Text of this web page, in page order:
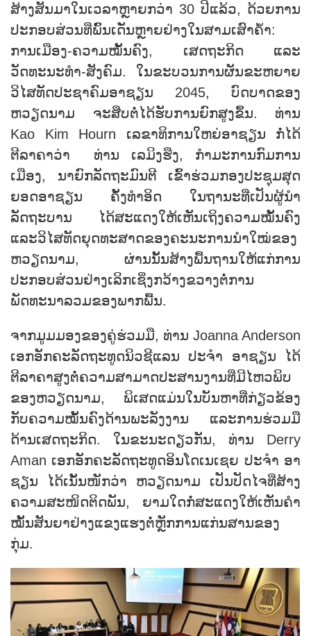
ສ້າງສັນມາໃນເວລາຫຼາຍກວ່າ 30 ປີແລ້ວ, ດ້ວຍການ
ປະກອບສ່ວນທີ່ພົ້ນເດັ່ນຫຼາຍຢ່າງໃນສາມເສົາຄໍ້າ:
ການເມືອງ-ຄວາມໝັ້ນຄົງ, ເສດຖະກິດ ແລະ
ວັດທະນະທຳ-ສັງຄົມ. ໃນຂະບວນການຜັນຂະຫຍາຍ
ວິໄສທັດປະຊາຄົມອາຊຽນ 2045, ບົດບາດຂອງ
ຫວຽດນາມ ຈະສືບຕໍ່ໄດ້ຮັບການຍົກສູງຂຶ້ນ. ທ່ານ
Kao Kim Hourn ເລຂາທິການໃຫຍ່ອາຊຽນ ກໍ່ໄດ້
ຕີລາຄາວ່າ ທ່ານ ເລມິງຮືງ, ກໍາມະການກົມການ
ເມືອງ, ນາຍົກລັດຖະມົນຕີ ເຂົ້າຮ່ວມກອງປະຊຸມສຸດ
ຍອດອາຊຽນ ຄັ້ງທຳອິດ ໃນຖານະທີ່ເປັນຜູ້ນຳ
ລັດຖະບານ ໄດ້ສະແດງໃຫ້ເຫັນເຖິງຄວາມໝັ້ນຄົງ
ແລະວິໄສທັດຍຸດທະສາດຂອງຄະນະການນຳໃໝ່ຂອງ
ຫວຽດນາມ, ຜ່ານນັ້ນສ້າງພື້ນຖານໃຫ້ແກ່ການ
ປະກອບສ່ວນຢ່າງເລິກເຊິ່ງກວ້າງຂວາງຕໍ່ການ
ພັດທະນາລວມຂອງພາກພື້ນ.
ຈາກມູມມອງຂອງຄູ່ຮ່ວມມື, ທ່ານ Joanna Anderson
ເອກອັກຄະລັດຖະທູດນິວຊີແລນ ປະຈຳ ອາຊຽນ ໄດ້
ຕີລາຄາສູງຕໍ່ຄວາມສາມາດປະສານງານທີ່ມີໄຫວພິບ
ຂອງຫວຽດນາມ, ພິເສດແມ່ນໃນບັນຫາທີ່ກ່ຽວຂ້ອງ
ກັບຄວາມໝັ້ນຄົງດ້ານພະລັງງານ ແລະການຮ່ວມມື
ດ້ານເສດຖະກິດ. ໃນຂະນະດຽວກັນ, ທ່ານ Derry
Aman ເອກອັກຄະລັດຖະທູດອິນໂດເນເຊຍ ປະຈຳ ອາ
ຊຽນ ໄດ້ເນັ້ນໜັກວ່າ ຫວຽດນາມ ເປັນປັດໄຈທີ່ສ້າງ
ຄວາມສະໜິດຕິດພັນ, ຍາມໃດກໍ່ສະແດງໃຫ້ເຫັນຄໍາ
ໝັ້ນສັນຍາຢ່າງແຂງແຮງຕໍ່ຫຼັກການແກ່ນສານຂອງ
ກຸ່ມ.